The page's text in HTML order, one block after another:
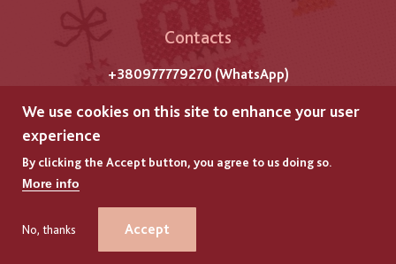
Contacts
+380977779270 (WhatsApp)
m. Lviv
GLYANEC –DEVELOPMENT OF ONLINE STORES
GLYANEC –DEVELOPMENT OF ONLINE STORES
We use cookies on this site to enhance your user
experience
By clicking the Accept button, you agree to us doing so.
More info
No, thanks Accept